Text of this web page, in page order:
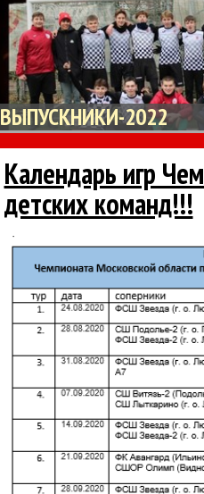
ВЫПУСКНИКИ-2022
Календарь игр
детских команд!!!